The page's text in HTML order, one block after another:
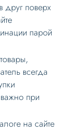
друг поверх
парой
всегда
при
на сайте